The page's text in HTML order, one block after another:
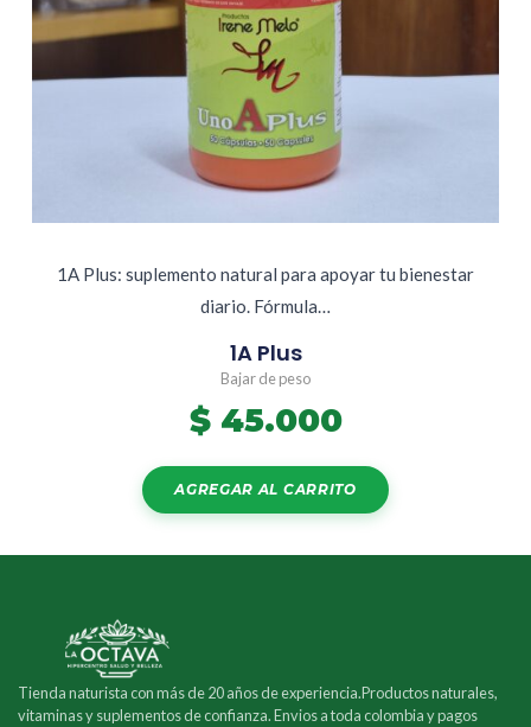
1A Plus: suplemento natural para apoyar tu bienestar
diario. Fórmula…
1A Plus
Bajar de peso
$45.000
AGREGAR AL CARRITO
Tienda naturista con más de 20 años de experiencia.Productos naturales,
vitaminas y suplementos de confianza. Envios a toda colombia y pagos